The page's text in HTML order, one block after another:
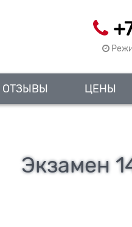
ОТЗЫВЫ ЦЕНЫ
Экзамен